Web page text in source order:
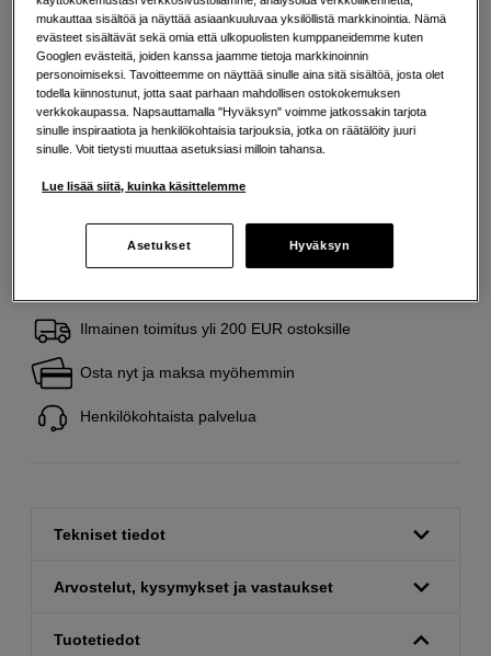
Lisää tietoa
46 EUR
Maksa heti tai jaa useampaan osamaksuun Lue lisää
Lisää ostoskoriin
Ilmainen toimitus yli 200 EUR ostoksille
Osta nyt ja maksa myöhemmin
Henkilökohtaista palvelua
Tekniset tiedot
Arvostelut, kysymykset ja vastaukset
Tuotetiedot
mukauttaa sisältöä ja näyttää asiaankuuluvaa yksilöllistä markkinointia. Nämä
evästeet sisältävät sekä omia että ulkopuolisten kumppaneidemme kuten
Googlen evästeitä, joiden kanssa jaamme tietoja markkinoinnin
personoimiseksi. Tavoitteemme on näyttää sinulle aina sitä sisältöä, josta olet
todella kiinnostunut, jotta saat parhaan mahdollisen ostokokemuksen
verkkokaupassa. Napsauttamalla "Hyväksyn" voimme jatkossakin tarjota
sinulle inspiraatiota ja henkilökohtaisia tarjouksia, jotka on räätälöity juuri
sinulle. Voit tietysti muuttaa asetuksiasi milloin tahansa.
Lue lisää siitä, kuinka käsittelemme
Asetukset Hyväksyn